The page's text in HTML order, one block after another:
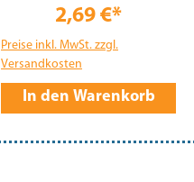
2,69 €*
Preise inkl. MwSt. zzgl.
Versandkosten
In den Warenkorb